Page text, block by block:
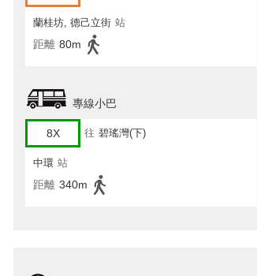
蘭桂坊, 德己立街 站
距離 80m
專線小巴
8X 往 碧瑤灣(下)
中環 站
距離 340m